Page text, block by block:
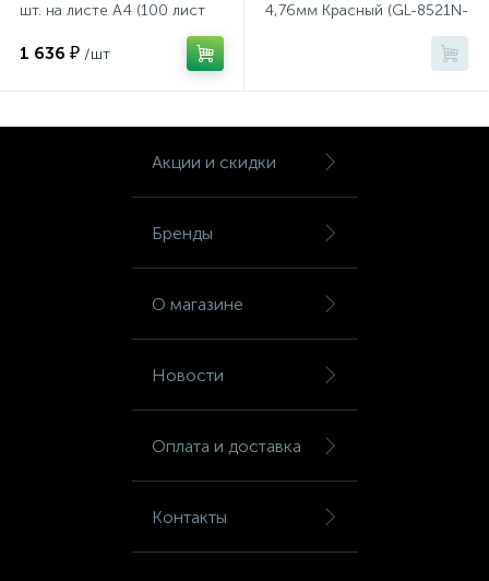
шт. на листе А4 (100 лист
1 636 ₽ /шт
4,76мм Красный (GL-8521N-
Акции и скидки
Бренды
О магазине
Новости
Оплата и доставка
Контакты
Шкафы